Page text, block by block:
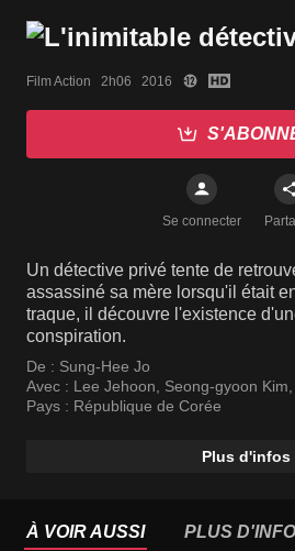
Film Action   2h06   2016
Se connecter
Un détective privé tente de
assassiné sa mère lorsqu'il était
traque, il découvre l'existence
conspiration.
De : Sung-Hee Jo
Avec : Lee Jehoon, Seong-gyoon Kim,
Pays : République de Corée
Plus d'infos
À VOIR AUSSI PLUS